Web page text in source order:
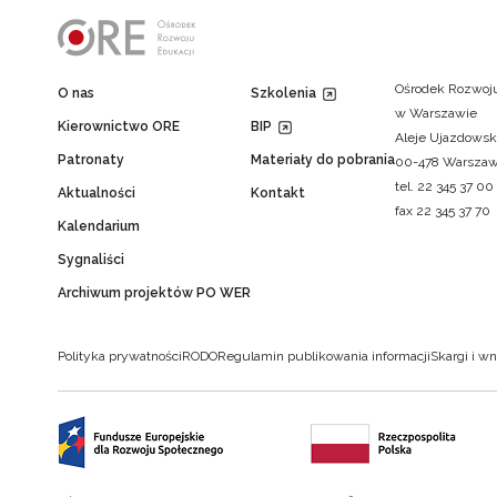
O nas
Kierownictwo ORE
Patronaty
Aktualności
Kalendarium
Sygnaliści
Archiwum projektów PO WER
Szkolenia
BIP
Materiały do pobrania
Kontakt
Ośrodek
w Warszawie
Aleje
00-478
tel. 22 345 37 00
fax 22 345 37 70
Polityka prywatnościRODORegulamin publikowania informacjiSkargi i